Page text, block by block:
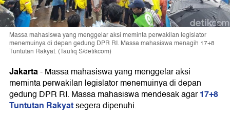
Massa mahasiswa yang menggelar aksi meminta perwakilan legislator
menemuinya di depan gedung DPR RI. Massa mahasiswa menagih 17+8
Tuntutan Rakyat. (Taufiq S/detikcom)
Jakarta-Massa mahasiswa yang menggelar aksi
meminta perwakilan legislator menemuinya di depan
gedung DPR RI. Massa mahasiswa mendesak agar17+8
Tuntutan Rakyatsegera dipenuhi.